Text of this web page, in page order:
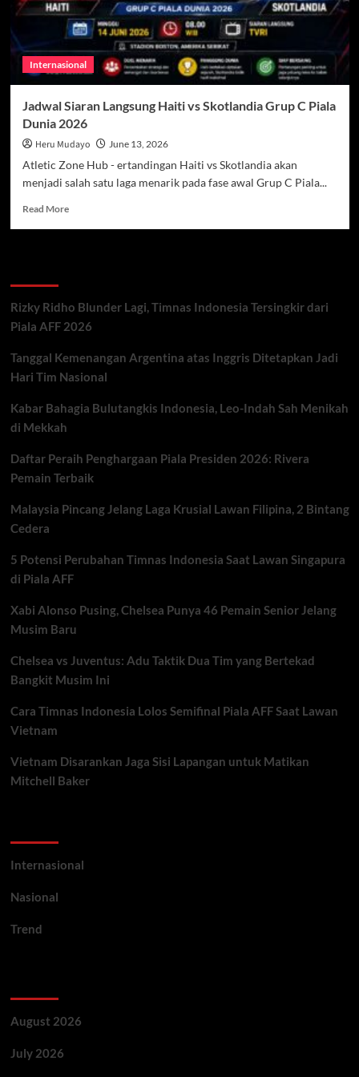
Internasional
Jadwal Siaran Langsung Haiti vs Skotlandia Grup C Piala
Dunia 2026
Heru Mudayo June 13, 2026
Atletic Zone Hub - ertandingan Haiti vs Skotlandia akan
menjadi salah satu laga menarik pada fase awal Grup C Piala...
Read MoreRead
vs
Skotlandia
C
Piala
2026
Rizky Ridho Blunder Lagi, Timnas Indonesia Tersingkir dari
Piala AFF 2026
Tanggal Kemenangan Argentina atas Inggris Ditetapkan Jadi
Hari Tim Nasional
Kabar Bahagia Bulutangkis Indonesia, Leo-Indah Sah Menikah
di Mekkah
Daftar Peraih Penghargaan Piala Presiden 2026: Rivera
Pemain Terbaik
Malaysia Pincang Jelang Laga Krusial Lawan Filipina, 2 Bintang
Cedera
5 Potensi Perubahan Timnas Indonesia Saat Lawan Singapura
di Piala AFF
Xabi Alonso Pusing, Chelsea Punya 46 Pemain Senior Jelang
Musim Baru
Chelsea vs Juventus: Adu Taktik Dua Tim yang Bertekad
Bangkit Musim Ini
Cara Timnas Indonesia Lolos Semifinal Piala AFF Saat Lawan
Vietnam
Vietnam Disarankan Jaga Sisi Lapangan untuk Matikan
Mitchell Baker
Internasional
Nasional
Trend
August 2026
July 2026